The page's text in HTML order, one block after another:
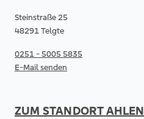
Steinstraße 25
48291 Telgte
0251 - 5005 5835
E-Mail senden
ZUM STANDORTAHLEN